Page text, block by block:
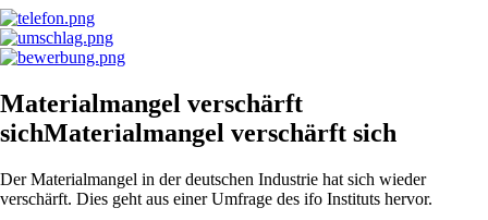
Materialmangel verschärft
sichMaterialmangel verschärft sich
Der Materialmangel in der deutschen Industrie hat sich wieder
verschärft. Dies geht aus einer Umfrage des ifo Instituts hervor.